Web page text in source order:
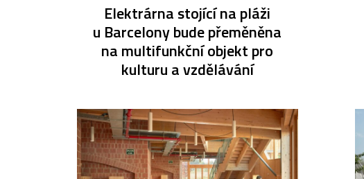
Elektrárna stojící na pláži
u Barcelony bude přeměněna
na multifunkční objekt pro
kulturu a vzdělávání